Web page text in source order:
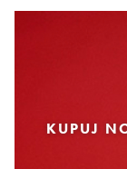
KUPUJ